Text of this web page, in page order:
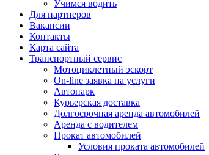
Учимся водить
Для партнеров
Вакансии
Контакты
Карта сайта
Транспортный сервис
Мотоциклетный эскорт
On-line заявка на услуги
Автопарк
Курьерская доставка
Долгосрочная аренда автомобилей
Аренда с водителем
Прокат автомобилей
Условия проката автомобилей